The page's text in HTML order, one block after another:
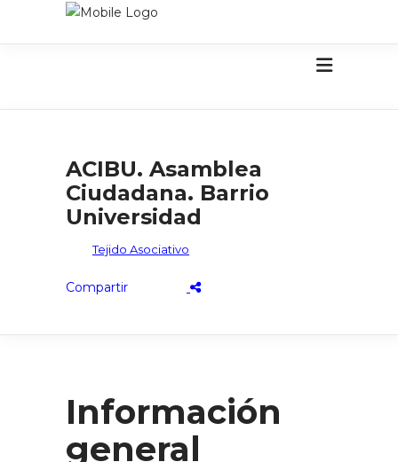
ACIBU. Asamblea
Ciudadana. Barrio
Universidad
Tejido Asociativo
Información
general